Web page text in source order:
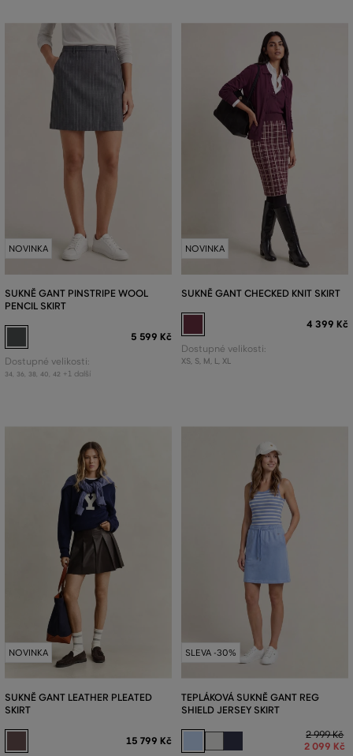
NOVINKA
SUKNĚ GANT PINSTRIPE WOOL
PENCIL SKIRT
5 599 Kč
Dostupné velikosti:
34 36 38 40 42 +1 další
NOVINKA
SUKNĚ GANT CHECKED KNIT SKIRT
4 399 Kč
Dostupné velikosti:
XS, S, M, L, XL
NOVINKA
SUKNĚ GANT LEATHER PLEATED
SKIRT
15 799 Kč
SLEVA -30%
TEPLÁKOVÁ SUKNĚ GANT REG
SHIELD JERSEY SKIRT
2 999 Kč
2 099 Kč